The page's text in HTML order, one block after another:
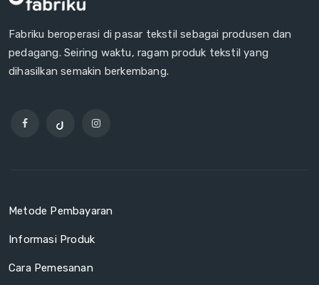
Fabriku beroperasi di pasar tekstil sebagai produsen dan
pedagang. Seiring waktu, ragam produk tekstil yang
dihasilkan semakin berkembang.
Metode Pembayaran
Informasi Produk
Cara Pemesanan